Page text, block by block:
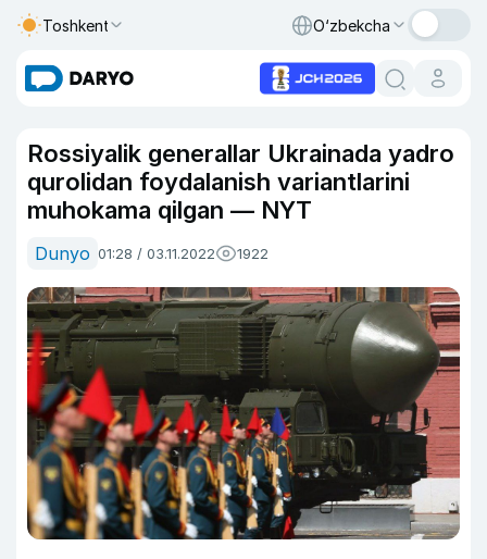
Toshkent O‘zbekcha
Rossiyalik generallar Ukrainada yadro
qurolidan foydalanish variantlarini
muhokama qilgan — NYT
Dunyo 01:28 / 03.11.2022 1922